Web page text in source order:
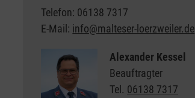
Telefon: 06138 7317
E-Mail: info@malteser-loerzweiler.de
Alexander Kessel
Beauftragter
Tel. 06138 7317